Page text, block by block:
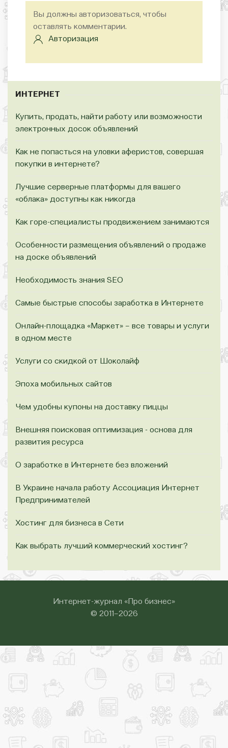
Вы должны авторизоваться, чтобы
оставлять комментарии.
Авторизация
ИНТЕРНЕТ
Купить, продать, найти работу или возможности
электронных досок объявлений
Как не попасться на уловки аферистов, совершая
покупки в интернете?
Лучшие серверные платформы для вашего
«облака» доступны как никогда
Как горе-специалисты продвижением занимаются
Особенности размещения объявлений о продаже
на доске объявлений
Необходимость знания SEO
Самые быстрые способы заработка в Интернете
Онлайн-площадка «Маркет» – все товары и услуги
в одном месте
Услуги со скидкой от Шоколайф
Эпоха мобильных сайтов
Чем удобны купоны на доставку пиццы
Внешняя поисковая оптимизация - основа для
развития ресурса
О заработке в Интернете без вложений
В Украине начала работу Ассоциация Интернет
Предпринимателей
Хостинг для бизнеса в Сети
Как выбрать лучший коммерческий хостинг?
Интернет-журнал «Про бизнес»
© 2011–2026